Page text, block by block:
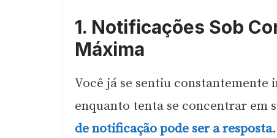
1. Notificações Sob
Máxima
Você já se sentiu
enquanto tenta se concentrar em
de notificação pode ser a resposta